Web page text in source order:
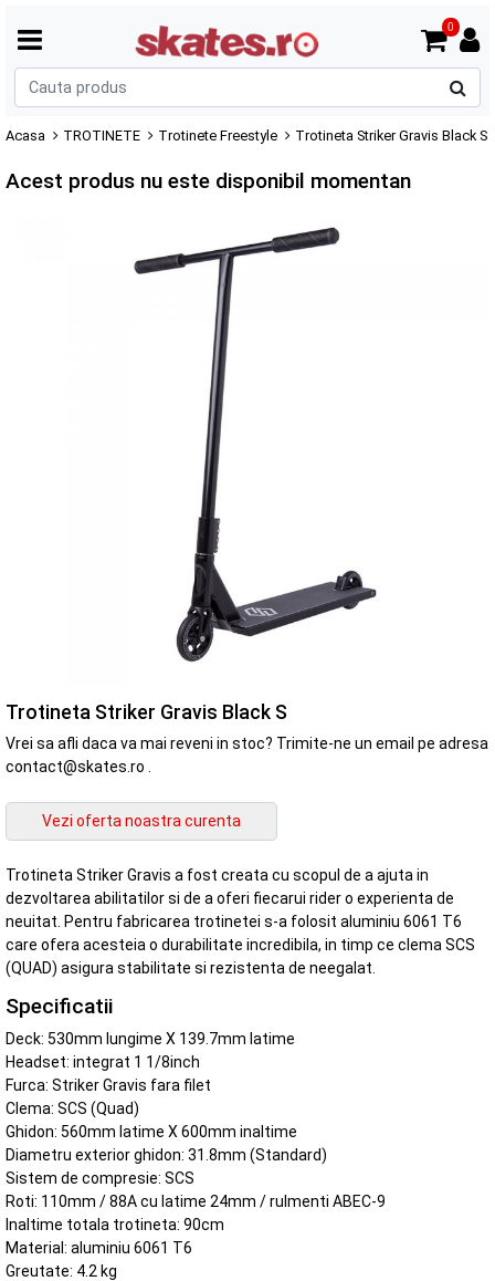
0
Acasa TROTINETE Trotinete Freestyle Trotineta Striker Gravis Black S
Acest produs nu este disponibil momentan
Trotineta Striker Gravis Black S
Vrei sa afli daca va mai reveni in stoc? Trimite-ne un email pe adresa
contact@skates.ro .
Trotineta Striker Gravis a fost creata cu scopul de a ajuta in
dezvoltarea abilitatilor si de a oferi fiecarui rider o experienta de
neuitat. Pentru fabricarea trotinetei s-a folosit aluminiu 6061 T6
care ofera acesteia o durabilitate incredibila, in timp ce clema SCS
(QUAD) asigura stabilitate si rezistenta de neegalat.
Specificatii
Deck: 530mm lungime X 139.7mm latime
Headset: integrat 1 1/8inch
Furca: Striker Gravis fara filet
Clema: SCS (Quad)
Ghidon: 560mm latime X 600mm inaltime
Diametru exterior ghidon: 31.8mm (Standard)
Sistem de compresie: SCS
Roti: 110mm / 88A cu latime 24mm / rulmenti ABEC-9
Inaltime totala trotineta: 90cm
Material: aluminiu 6061 T6
Greutate: 4.2 kg